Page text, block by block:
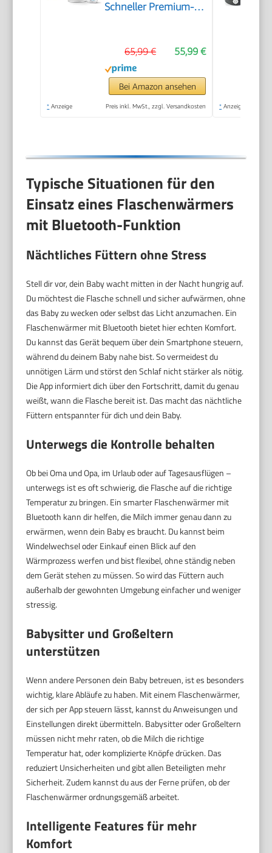
Schneller Premium-
Babyflasche,
intelligente
Temperaturregelung,
automatische
55,99 €
65,99 €
Bei Amazon ansehen
* Anzeige Preis inkl. MwSt., zzgl. Versandkosten * Anzeige
Typische Situationen für den
Einsatz eines Flaschenwärmers
mit Bluetooth-Funktion
Nächtliches Füttern ohne Stress
Stell dir vor, dein Baby wacht mitten in der Nacht hungrig auf.
Du möchtest die Flasche schnell und sicher aufwärmen, ohne
das Baby zu wecken oder selbst das Licht anzumachen. Ein
Flaschenwärmer mit Bluetooth bietet hier echten Komfort.
Du kannst das Gerät bequem über dein Smartphone steuern,
während du deinem Baby nahe bist. So vermeidest du
unnötigen Lärm und störst den Schlaf nicht stärker als nötig.
Die App informiert dich über den Fortschritt, damit du genau
weißt, wann die Flasche bereit ist. Das macht das nächtliche
Füttern entspannter für dich und dein Baby.
Unterwegs die Kontrolle behalten
Ob bei Oma und Opa, im Urlaub oder auf Tagesausflügen –
unterwegs ist es oft schwierig, die Flasche auf die richtige
Temperatur zu bringen. Ein smarter Flaschenwärmer mit
Bluetooth kann dir helfen, die Milch immer genau dann zu
erwärmen, wenn dein Baby es braucht. Du kannst beim
Windelwechsel oder Einkauf einen Blick auf den
Wärmprozess werfen und bist flexibel, ohne ständig neben
dem Gerät stehen zu müssen. So wird das Füttern auch
außerhalb der gewohnten Umgebung einfacher und weniger
stressig.
Babysitter und Großeltern
unterstützen
Wenn andere Personen dein Baby betreuen, ist es besonders
wichtig, klare Abläufe zu haben. Mit einem Flaschenwärmer,
der sich per App steuern lässt, kannst du Anweisungen und
Einstellungen direkt übermitteln. Babysitter oder Großeltern
müssen nicht mehr raten, ob die Milch die richtige
Temperatur hat, oder komplizierte Knöpfe drücken. Das
reduziert Unsicherheiten und gibt allen Beteiligten mehr
Sicherheit. Zudem kannst du aus der Ferne prüfen, ob der
Flaschenwärmer ordnungsgemäß arbeitet.
Intelligente Features für mehr
Komfort